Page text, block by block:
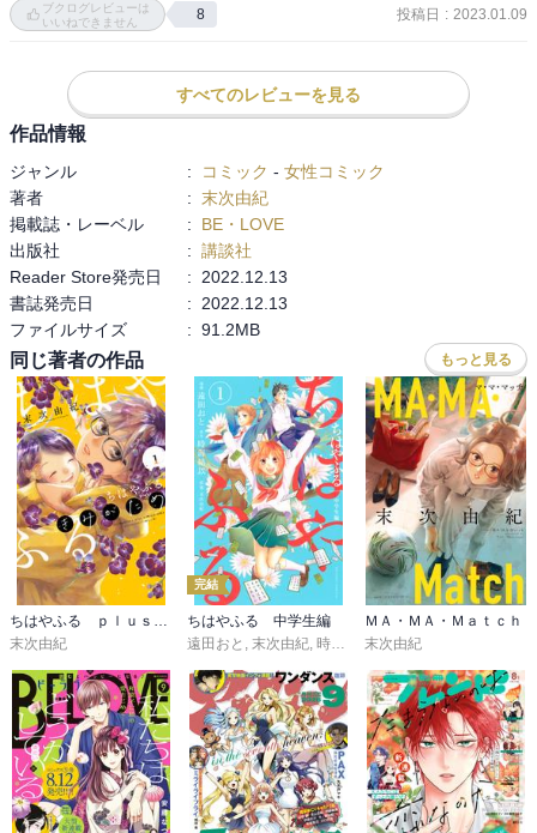
ブクログレビューは
いいねできません
8 投稿日 : 2023.01.09
すべてのレビューを見る
作品情報
ジャンル : コミック - 女性コミック
著者
: 末次由紀
掲載誌・レーベル
:
BE・LOVE
出版社
: 講談社
Reader Store発売日
:
2022.12.13
書誌発売日
:
2022.12.13
ファイルサイズ
: 91.2MB
同じ著者の作品 もっと見る
末次由紀
完結
ちはやふる 中学生編
遠田おと
末次由紀 時海結以
ＭＡ・ＭＡ・Ｍａｔｃｈ
末次由紀